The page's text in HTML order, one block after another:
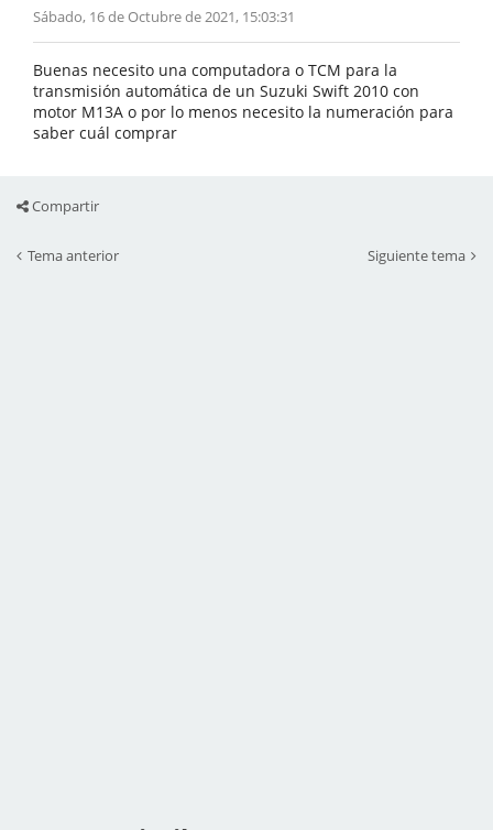
Sábado, 16 de Octubre de 2021, 15:03:31
Buenas necesito una computadora o TCM para la
transmisión automática de un Suzuki Swift 2010 con
motor M13A o por lo menos necesito la numeración para
saber cuál comprar
Compartir
Tema anterior Siguiente tema